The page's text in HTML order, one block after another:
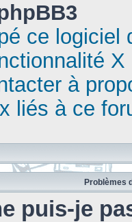
ce logiciel
X
à
liés à ce
Problèmes
puis-je